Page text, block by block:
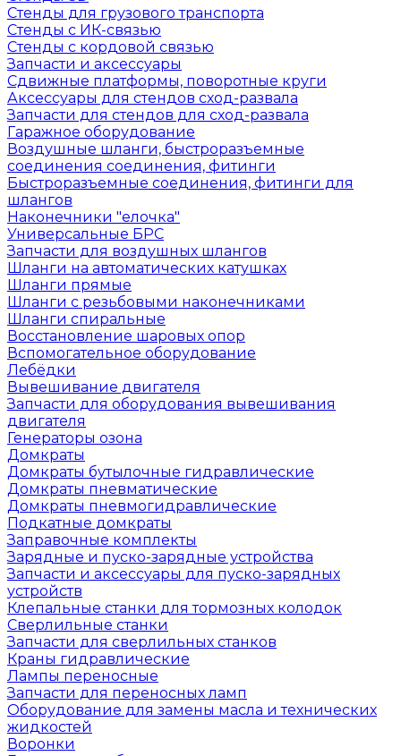
Стенды для грузового транспорта
Стенды с ИК-связью
Стенды с кордовой связью
Запчасти и аксессуары
Сдвижные платформы, поворотные круги
Аксессуары для стендов сход-развала
Запчасти для стендов для сход-развала
Гаражное оборудование
Воздушные шланги, быстроразъемные
соединения соединения, фитинги
Быстроразъемные соединения, фитинги для
шлангов
Наконечники "елочка"
Универсальные БРС
Запчасти для воздушных шлангов
Шланги на автоматических катушках
Шланги прямые
Шланги с резьбовыми наконечниками
Шланги спиральные
Восстановление шаровых опор
Вспомогательное оборудование
Лебёдки
Вывешивание двигателя
Запчасти для оборудования вывешивания
двигателя
Генераторы озона
Домкраты
Домкраты бутылочные гидравлические
Домкраты пневматические
Домкраты пневмогидравлические
Подкатные домкраты
Заправочные комплекты
Зарядные и пуско-зарядные устройства
Запчасти и аксессуары для пуско-зарядных
устройств
Клепальные станки для тормозных колодок
Сверлильные станки
Запчасти для сверлильных станков
Краны гидравлические
Лампы переносные
Запчасти для переносных ламп
Оборудование для замены масла и технических
жидкостей
Воронки